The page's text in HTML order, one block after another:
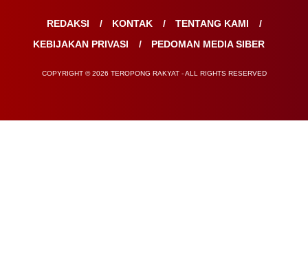
REDAKSI KONTAK
TENTANG KAMI
KEBIJAKAN PRIVASI
PEDOMAN MEDIA SIBER
COPYRIGHT © 2026 TEROPONG RAKYAT - ALL RIGHTS RESERVED